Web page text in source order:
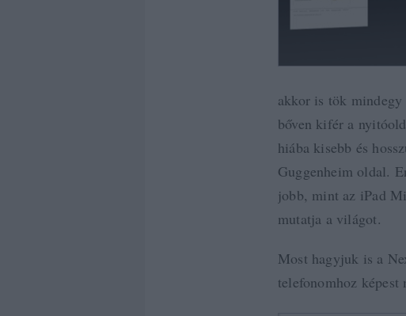
akkor is tök
bőven kifér a
hiába kisebb és
Guggenheim oldal.
jobb, mint az iPad
mutatja a világot.
Most hagyjuk is a
telefonomhoz